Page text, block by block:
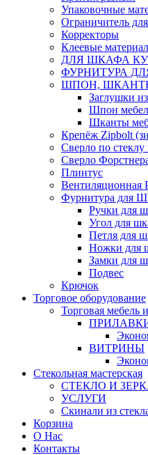
Упаковочные
Ограничитель
Корректоры
Клеевые
ДЛЯ ШКАФА
ФУРНИТУРА
ШПОН,
Заглушки
Шпон
Шканты
Крепёж Zipbolt
Сверло по
Сверло
Плинтус
Вентиляционная
Фурнитура для
Ручки для
Угол для
Петля для
Ножки для
Замки для
Подвес
Крючок
Торговое оборудование
Торговая мебель
ВИТРИНЫ
Стекольная мастерская
СТЕКЛО И
УСЛУГИ
Скинали из
Корзина
О Нас
Контакты